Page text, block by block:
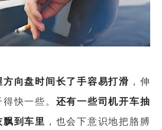
向盘时间长了手容易打滑 ，伸
快一些。 还有一些司机开车抽
到车里 ，也会下意识地把胳膊